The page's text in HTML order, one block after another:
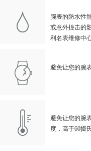
腕表的防水性
或意外撞击的
利名表维修中
避免让您的腕
避免让您的腕
度，高于60摄